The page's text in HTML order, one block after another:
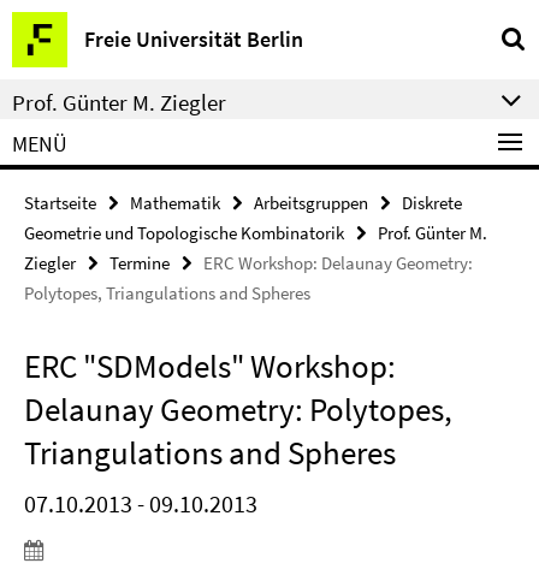
Springe
direkt
zu
Inhalt
Freie Universität Berlin
Service-
Navigation
Prof. Günter M. Ziegler
MENÜ
Startseite Mathematik Arbeitsgruppen
Diskrete
Geometrie und Topologische Kombinatorik
Prof. Günter M.
Ziegler
Termine
ERC Workshop: Delaunay Geometry:
Polytopes, Triangulations and Spheres
ERC "SDModels" Workshop:
Delaunay Geometry: Polytopes,
Triangulations and Spheres
07.10.2013 - 09.10.2013